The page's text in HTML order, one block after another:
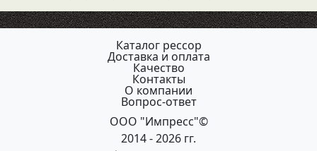
Каталог рессор
Доставка и оплата
Качество
Контакты
О компании
Вопрос-ответ
ООО "Импресс"©
2014 - 2026 гг.